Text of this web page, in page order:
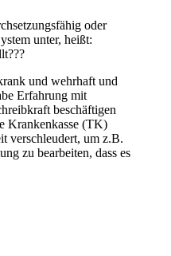
oder
unter, heißt:
und wehrhaft und
Erfahrung mit
beschäftigen
Krankenkasse (TK)
verschleudert, um z.B.
zu bearbeiten, dass es